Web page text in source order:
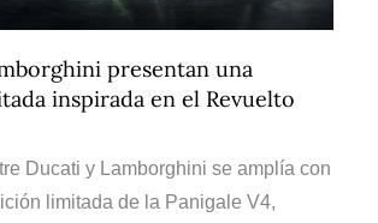
presentan una
inspirada en el Revuelto
Ducati y Lamborghini se amplía con
limitada de la Panigale V4,